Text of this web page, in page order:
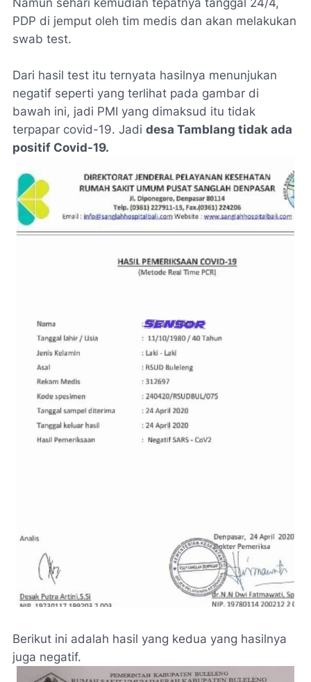
Namun sehari kemudian tepatnya tanggal 24/4,
PDP di jemput oleh tim medis dan akan melakukan
swab test.
Dari hasil test itu ternyata hasilnya menunjukan
negatif seperti yang terlihat pada gambar di
bawah ini, jadi PMI yang dimaksud itu tidak
terpapar covid-19. Jadi desa Tamblang tidak ada
positif Covid-19.
Berikut ini adalah hasil yang kedua yang hasilnya
juga negatif.